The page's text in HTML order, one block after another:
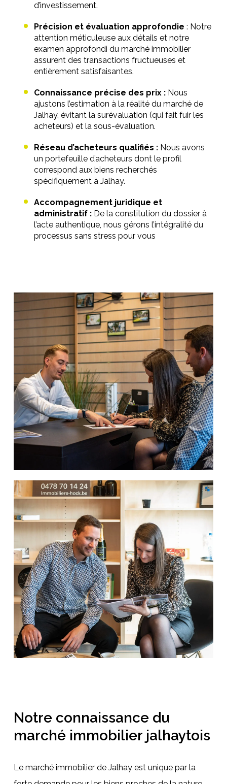
d’investissement.
Précision et évaluation approfondie : Notre
attention méticuleuse aux détails et notre
examen approfondi du marché immobilier
assurent des transactions fructueuses et
entièrement satisfaisantes.
Connaissance précise des prix :Nous
ajustons l’estimation à la réalité du marché de
Jalhay, évitant la surévaluation (qui fait fuir les
acheteurs) et la sous-évaluation.
Réseau d’acheteurs qualifiés :Nous avons
un portefeuille d’acheteurs dont le profil
correspond aux biens recherchés
spécifiquement à Jalhay.
Accompagnement juridique et
administratif :De la constitution du dossier à
l’acte authentique, nous gérons l’intégralité du
processus sans stress pour vous
Notre connaissance du
marché immobilier jalhaytois
Le marché immobilier de Jalhay est unique par la